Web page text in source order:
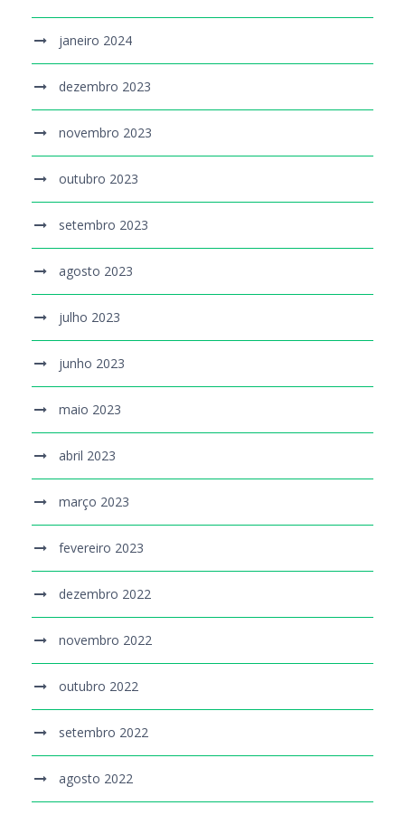
janeiro 2024
dezembro 2023
novembro 2023
outubro 2023
setembro 2023
agosto 2023
julho 2023
junho 2023
maio 2023
abril 2023
março 2023
fevereiro 2023
dezembro 2022
novembro 2022
outubro 2022
setembro 2022
agosto 2022